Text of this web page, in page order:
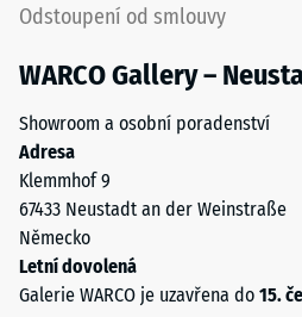
Odstoupení od smlouvy
WARCO Gallery –
Showroom a osobní poradenství
Adresa
Klemmhof 9
67433 Neustadt an der Weinstraße
Německo
Letní dovolená
Galerie WARCO je uzavřena do 15.